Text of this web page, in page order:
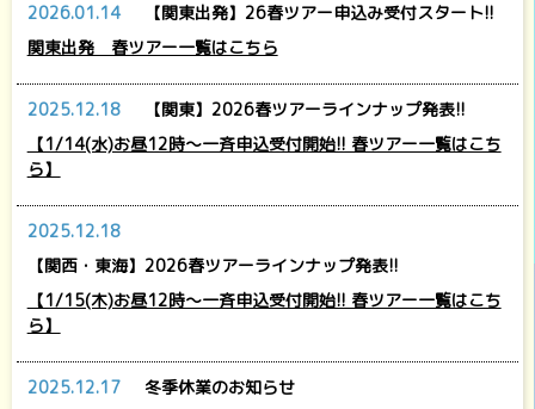
2026.01.14
【関東出発】26春ツアー申込み受付スタート!!
関東出発 春ツアー一覧はこちら
2025.12.18
【関東】2026春ツアーラインナップ発表!!
【1/14(水)お昼12時～一斉申込受付開始!! 春ツアー一覧はこち
ら】
2025.12.18
【関西・東海】2026春ツアーラインナップ発表!!
【1/15(木)お昼12時～一斉申込受付開始!! 春ツアー一覧はこち
ら】
2025.12.17
冬季休業のお知らせ